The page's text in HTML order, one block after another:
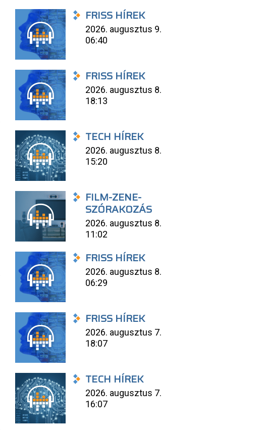
FRISS HÍREK
2026. augusztus 9.
06:40
FRISS HÍREK
2026. augusztus 8.
18:13
TECH HÍREK
2026. augusztus 8.
15:20
FILM-ZENE-
SZÓRAKOZÁS
2026. augusztus 8.
11:02
FRISS HÍREK
2026. augusztus 8.
06:29
FRISS HÍREK
2026. augusztus 7.
18:07
TECH HÍREK
2026. augusztus 7.
16:07